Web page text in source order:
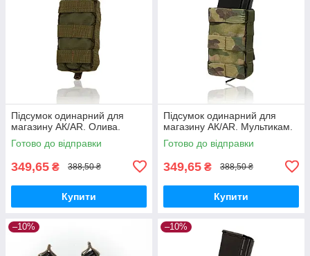
Підсумок одинарний для
магазину АК/AR. Олива.
Готово до відправки
349,65 ₴ 388,50 ₴
Купити
Підсумок одинарний для
магазину АК/AR. Мультикам.
Готово до відправки
349,65 ₴ 388,50 ₴
Купити
–10% –10%